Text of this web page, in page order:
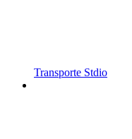
Transporte Stdio